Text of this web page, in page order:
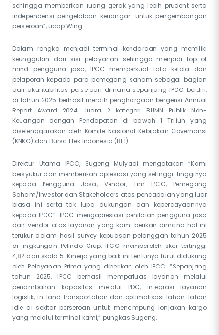
sehingga memberikan ruang gerak yang lebih prudent serta
independensi pengelolaan keuangan untuk pengembangan
perseroan”, ucap Wing.
Dalam rangka menjadi terminal kendaraan yang memiliki
keunggulan dari sisi pelayanan sehingga menjadi top of
mind pengguna jasa, IPCC memperkuat tata kelola dan
pelaporan kepada para pemegang saham sebagai bagian
dari akuntabilitas perseroan dimana sepanjang IPCC berdiri,
di tahun 2025 berhasil meraih penghargaan bergensi Annual
Report Award 2024 Juara 2 kategori BUMN Publik Non-
Keuangan dengan Pendapatan di bawah 1 Triliun yang
diselenggarakan oleh Komite Nasional Kebijakan Governansi
(KNKG) dan Bursa Efek Indonesia (BEI).
Direktur Utama IPCC, Sugeng Mulyadi mengatakan “Kami
bersyukur dan memberikan apresiasi yang setinggi-tingginya
kepada Pengguna Jasa, Vendor, Tim IPCC, Pemegang
Saham/Investor dan Stakeholders atas pencapaian yang luar
biasa ini serta tak lupa dukungan dan kepercayaannya
kepada IPCC”. IPCC mengapresiasi penilaian pengguna jasa
dan vendor atas layanan yang kami berikan dimana hal ini
terukur dalam hasil survey kepuasan pelanggan tahun 2025
di lingkungan Pelindo Grup, IPCC memperoleh skor tertinggi
4,82 dari skala 5. Kinerja yang baik ini tentunya turut didukung
oleh Pelayanan Prima yang diberikan oleh IPCC. “Sepanjang
tahun 2025, IPCC berhasil memperluas layanan melalui
penambahan kapasitas melalui PDC, integrasi layanan
logistik, in-land transportation dan optimalisasi lahan-lahan
idle di sekitar perseroan untuk menampung lonjakan kargo
yang melalui terminal kami,” pungkas Sugeng.